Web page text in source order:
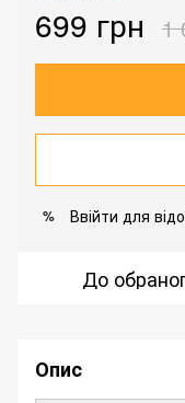
699 грн 1
% Ввійти для
До
Опис